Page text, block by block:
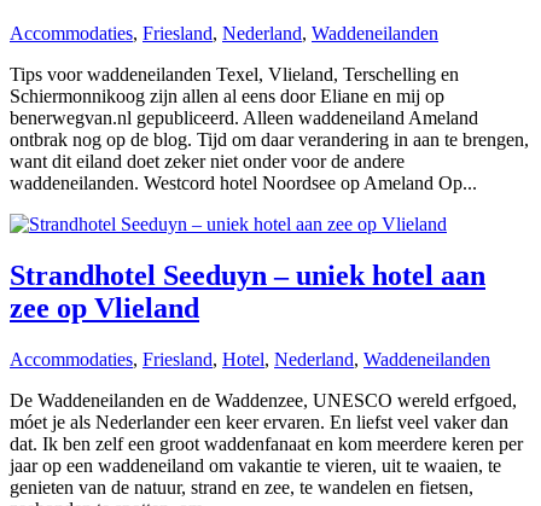
Accommodaties, Friesland, Nederland, Waddeneilanden
Tips voor waddeneilanden Texel, Vlieland, Terschelling en
Schiermonnikoog zijn allen al eens door Eliane en mij op
benerwegvan.nl gepubliceerd. Alleen waddeneiland Ameland
ontbrak nog op de blog. Tijd om daar verandering in aan te brengen,
want dit eiland doet zeker niet onder voor de andere
waddeneilanden. Westcord hotel Noordsee op Ameland Op...
Strandhotel Seeduyn – uniek hotel aan
zee op Vlieland
Accommodaties, Friesland, Hotel, Nederland, Waddeneilanden
De Waddeneilanden en de Waddenzee, UNESCO wereld erfgoed,
móet je als Nederlander een keer ervaren. En liefst veel vaker dan
dat. Ik ben zelf een groot waddenfanaat en kom meerdere keren per
jaar op een waddeneiland om vakantie te vieren, uit te waaien, te
genieten van de natuur, strand en zee, te wandelen en fietsen,